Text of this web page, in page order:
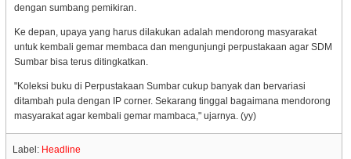
dengan sumbang pemikiran.
Ke depan, upaya yang harus dilakukan adalah mendorong masyarakat
untuk kembali gemar membaca dan mengunjungi perpustakaan agar SDM
Sumbar bisa terus ditingkatkan.
"Koleksi buku di Perpustakaan Sumbar cukup banyak dan bervariasi
ditambah pula dengan IP corner. Sekarang tinggal bagaimana mendorong
masyarakat agar kembali gemar mambaca," ujarnya. (yy)
Label: Headline